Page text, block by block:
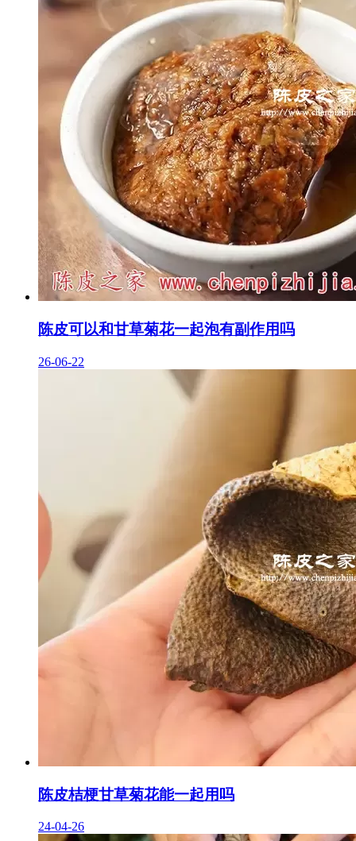
陈皮可以和甘草菊花一起泡有副作用吗
26-06-22
陈皮桔梗甘草菊花能一起用吗
24-04-26